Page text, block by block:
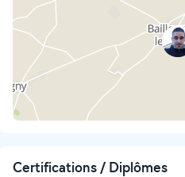
Certifications / Diplômes